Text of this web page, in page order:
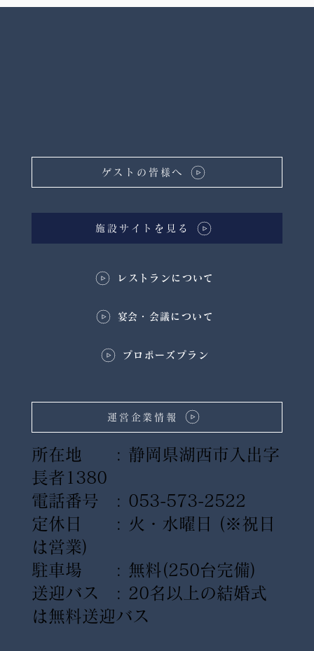
所在地 : 静岡県湖西市入出字
長者1380
電話番号 : 053-573-2522
定休日 : 火・水曜日
(※祝日
は営業)
駐車場 : 無料(250台完備)
送迎バス : 20名以上の結婚式
は無料送迎バス
施設サイトを見る
ゲストの皆様へ
運営企業情報
​宴会・会議について
プロポーズプラン
レストランについて